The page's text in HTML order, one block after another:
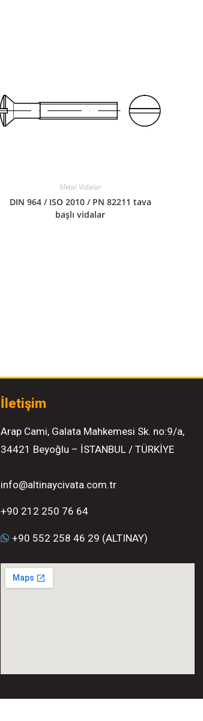
Metal Vidalar
DIN 964 / ISO 2010 / PN 82211 tava
başlı vidalar
İletişim
Arap Cami, Galata Mahkemesi Sk. no:9/a,
34421 Beyoğlu – İSTANBUL / TÜRKİYE
info@altinaycivata.com.tr
+90 212 250 76 64
+90 552 258 46 29 (ALTINAY)